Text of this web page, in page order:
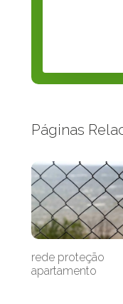
Páginas
rede proteção
apartamento